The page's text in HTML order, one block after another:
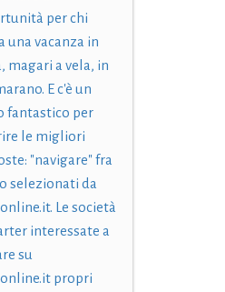
per chi
una vacanza in
magari a vela, in
E c'è un
fantastico per
le migliori
"navigare" fra
selezionati da
Le società
interessate a
su
propri